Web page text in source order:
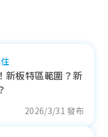
新板特區範圍？新
2026/3/31 發布